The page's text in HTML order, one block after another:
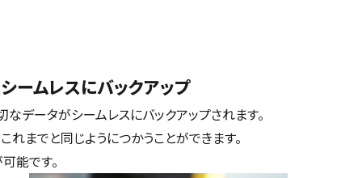
ムレスにバックアップ
データがシームレスにバックアップされます。
までと同じようにつかうことができます。
能です。